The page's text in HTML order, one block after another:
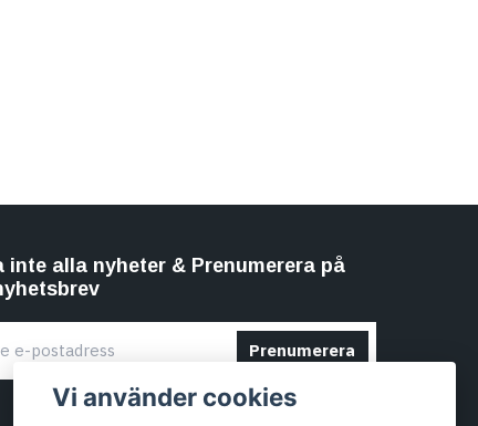
inte alla nyheter & Prenumerera på
Prenumerera
Vi använder cookies